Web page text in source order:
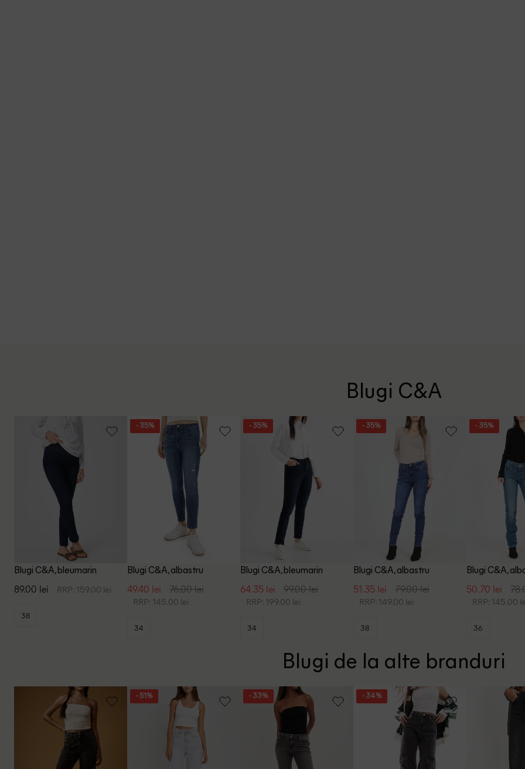
Blugi C&A
Blugi C&A, bleumarin
89.00 lei RRP: 159.00 lei
38
- 35%
Blugi C&A, albastru
49.40 lei 76.00 lei
RRP: 145.00 lei
34
- 35%
Blugi C&A, bleumarin
64.35 lei 99.00 lei
RRP: 199.00 lei
34
- 35%
Blugi C&A, albastru
51.35 lei 79.00 lei
RRP: 149.00 lei
38
- 35%
Blugi C&A,
50.70 lei
RRP: 145.00
36
Blugi de la alte branduri
- 51% - 33% - 34%